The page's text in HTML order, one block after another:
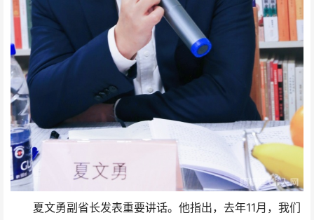
夏文勇副省长发表重要讲话。他指出，去年11月，我们